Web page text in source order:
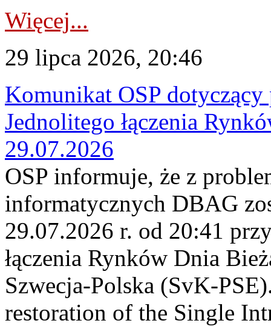
Więcej...
29 lipca 2026, 20:46
Komunikat OSP
Jednolitego łączenia
29.07.2026
OSP informuje, że z
informatycznych DBAG
29.07.2026 r. od 20:41
łączenia Rynków Dnia
Szwecja-Polska (SvK-
restoration of the Single